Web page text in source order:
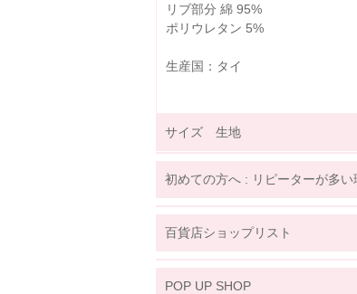
リブ部分 綿 95%
ポリウレタン 5%
生産国：タイ
サイズ 生地
サイズ詳細表示 ｃｍ
年齢
12ヶ月~
身幅
初めての方へ : リピーターが多い
百貨店ショップリスト
POP UP SHOP